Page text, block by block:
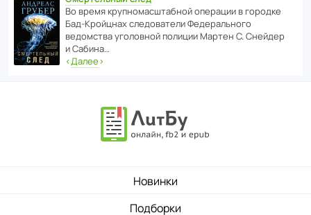
Во время круп­но­мас­ш­та­бной операции в городке
Бад‑Крой­цнах следо­ва­тели Феде­раль­ного
ведомства уголо­вной полиции Мартен С. Снейдер
и Сабина…
‹Далее›
Новинки
Подборки